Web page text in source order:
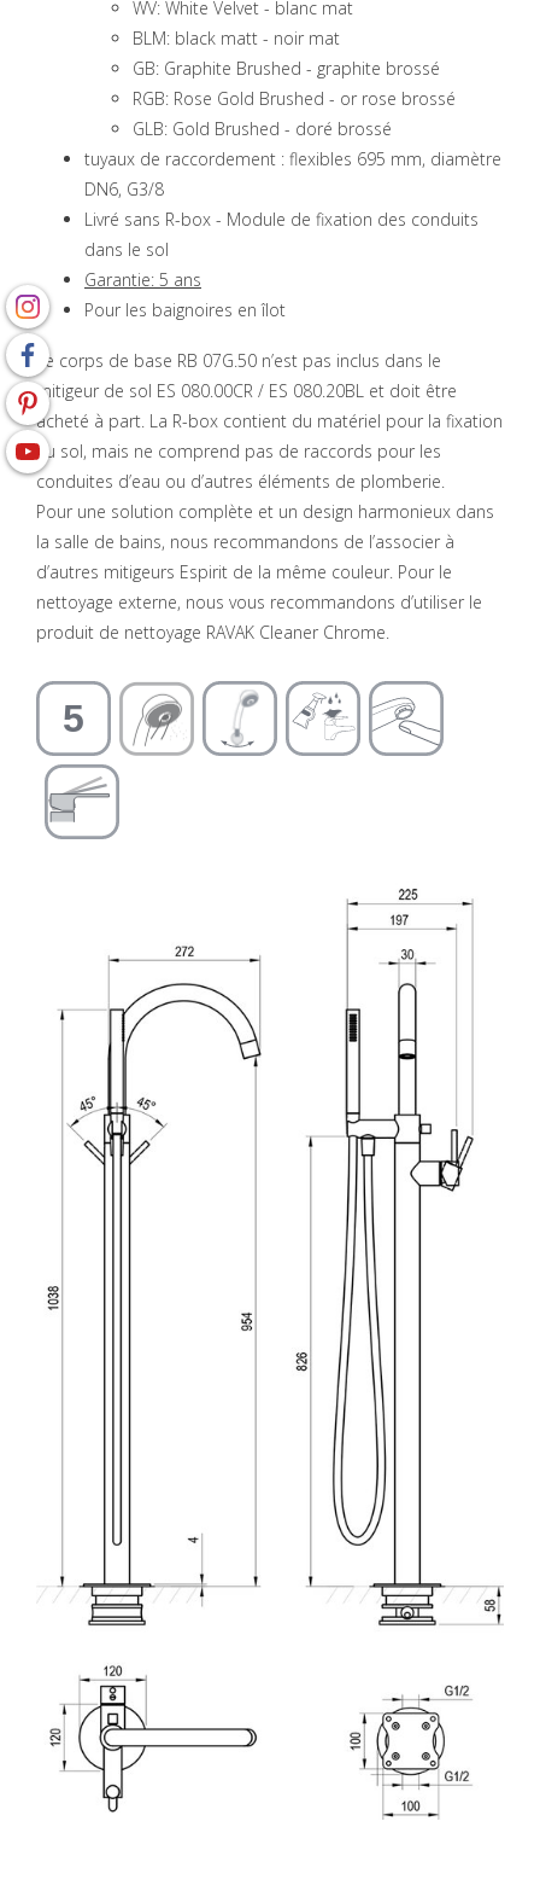
WV: White Velvet - blanc mat
BLM: black matt - noir mat
GB: Graphite Brushed - graphite brossé
RGB: Rose Gold Brushed - or rose brossé
GLB: Gold Brushed - doré brossé
tuyaux de raccordement : flexibles 695 mm, diamètre
DN6, G3/8
Livré sans R-box - Module de fixation des conduits
dans le sol
Garantie: 5 ans
Pour les baignoires en îlot
Le corps de base RB 07G.50 n’est pas inclus dans le
mitigeur de sol ES 080.00CR / ES 080.20BL et doit être
acheté à part. La R-box contient du matériel pour la fixation
au sol, mais ne comprend pas de raccords pour les
conduites d’eau ou d’autres éléments de plomberie.
Pour une solution complète et un design harmonieux dans
la salle de bains, nous recommandons de l’associer à
d’autres mitigeurs Espirit de la même couleur. Pour le
nettoyage externe, nous vous recommandons d’utiliser le
produit de nettoyage RAVAK Cleaner Chrome.